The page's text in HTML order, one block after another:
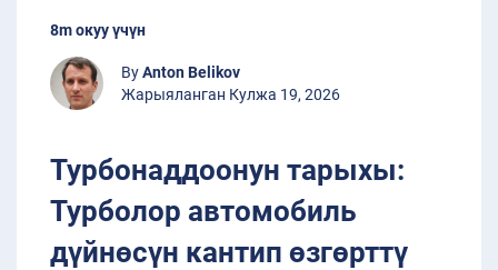
8m окуу үчүн
ByAnton Belikov
Жарыяланган Кулжа 19, 2026
Турбонаддоонун тарыхы:
Турболор автомобиль
дүйнөсүн кантип өзгөрттү